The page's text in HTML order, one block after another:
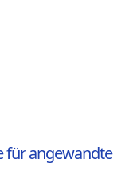
für angewandte